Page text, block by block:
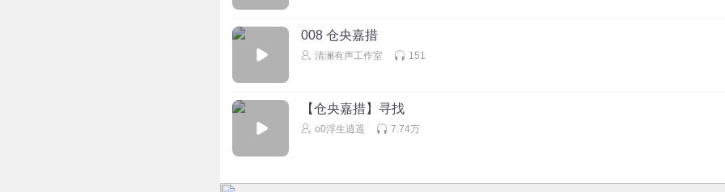
008 仓央嘉措
清澜有声工作室 151
【仓央嘉措】寻找
o0浮生逍遥 7.74万